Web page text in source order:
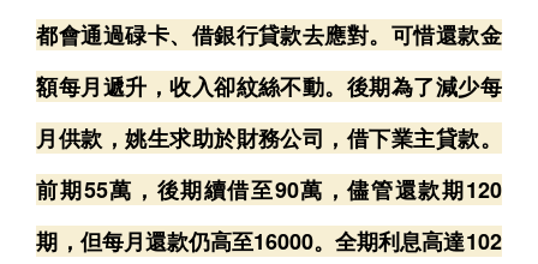
都會通過碌卡、借銀行貸款去應對。可惜還款金
額每月遞升，收入卻紋絲不動。後期為了減少每
月供款，姚生求助於財務公司，借下業主貸款。
前期55萬，後期續借至90萬，儘管還款期120
期，但每月還款仍高至16000。全期利息高達102